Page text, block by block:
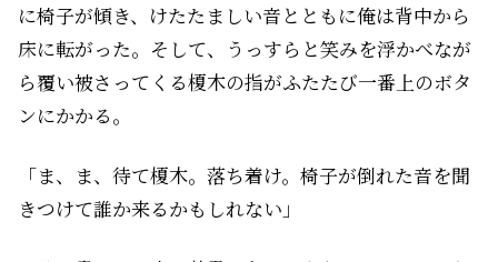
に椅子が傾き、けたたましい音とともに俺は背中から
床に転がった。そして、うっすらと笑みを浮かべなが
ら覆い被さってくる榎木の指がふたたび一番上のボタ
ンにかかる。
「ま、ま、待て榎木。落ち着け。椅子が倒れた音を聞
きつけて誰か来るかもしれない」